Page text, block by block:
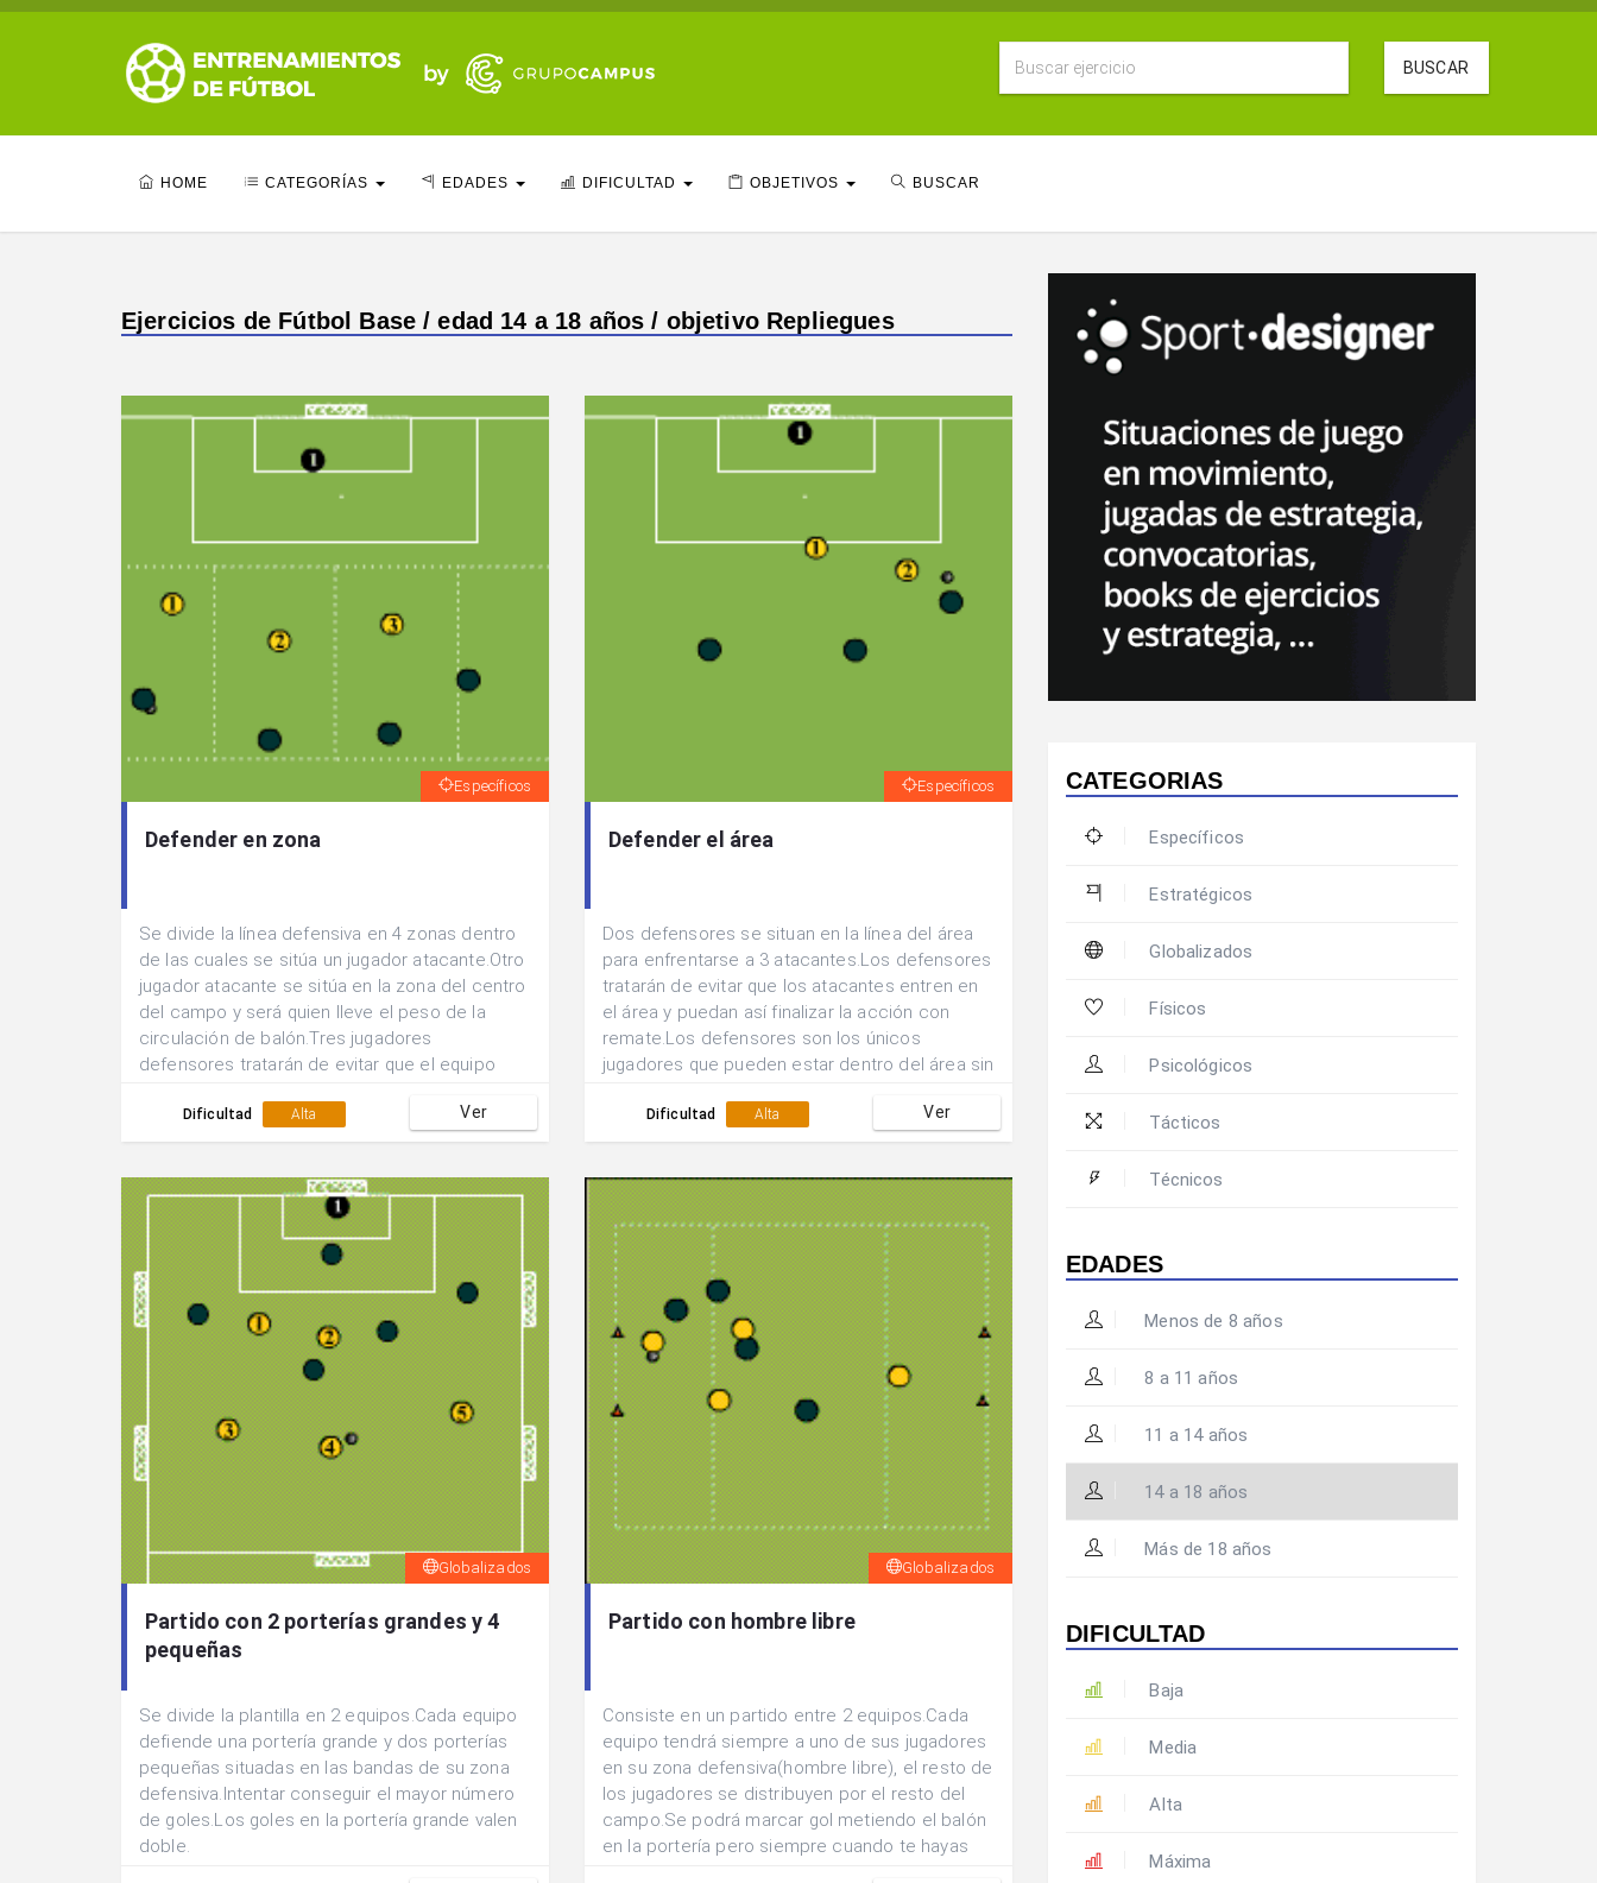
BUSCAR
HOME CATEGORÍAS EDADES DIFICULTAD OBJETIVOS BUSCAR
Ejercicios de Fútbol Base / edad 14 a 18 años / objetivo Repliegues
Específicos
Defender en zona
Se divide la línea defensiva en 4 zonas dentro
de las cuales se sitúa un jugador atacante.Otro
jugador atacante se sitúa en la zona del centro
del campo y será quien lleve el peso de la
circulación de balón.Tres jugadores
defensores tratarán de evitar que el equipo
defender en zona y ocupar las tres zonas
defensivas más cercanas al balón.Defender
Dificultad Alta Ver
Específicos
Defender el área
Dos defensores se situan en la línea del área
para enfrentarse a 3 atacantes.Los defensores
tratarán de evitar que los atacantes entren en
el área y puedan así finalizar la acción con
remate.Los defensores son los únicos
jugadores que pueden estar dentro del área sin
Dificultad Alta Ver
Globalizados
Partido con 2 porterías grandes y 4
pequeñas
Se divide la plantilla en 2 equipos.Cada equipo
defiende una portería grande y dos porterías
pequeñas situadas en las bandas de su zona
defensiva.Intentar conseguir el mayor número
de goles.Los goles en la portería grande valen
doble.
Globalizados
Partido con hombre libre
Consiste en un partido entre 2 equipos.Cada
equipo tendrá siempre a uno de sus jugadores
en su zona defensiva(hombre libre), el resto de
los jugadores se distribuyen por el resto del
campo.Se podrá marcar gol metiendo el balón
en la portería pero siempre cuando te hayas
CATEGORIAS
Específicos
Estratégicos
Globalizados
Físicos
Psicológicos
Tácticos
Técnicos
EDADES
Menos de 8 años
8 a 11 años
11 a 14 años
14 a 18 años
Más de 18 años
DIFICULTAD
Baja
Media
Alta
Máxima